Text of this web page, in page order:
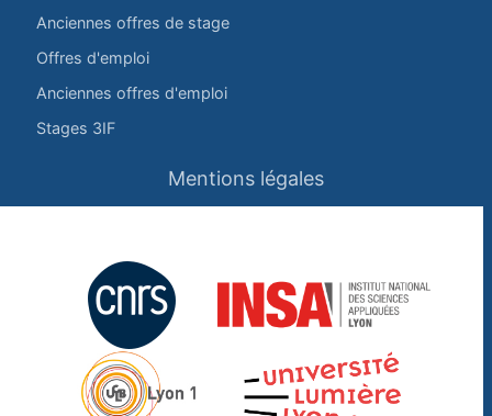
Anciennes offres de stage
Offres d'emploi
Anciennes offres d'emploi
Stages 3IF
Mentions légales